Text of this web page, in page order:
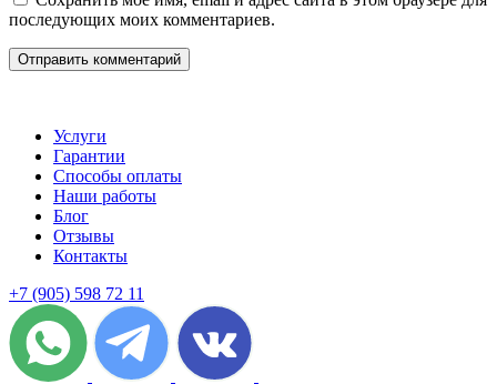
последующих моих комментариев.
Услуги
Гарантии
Способы оплаты
Наши работы
Блог
Отзывы
Контакты
+7 (905) 598 72 11